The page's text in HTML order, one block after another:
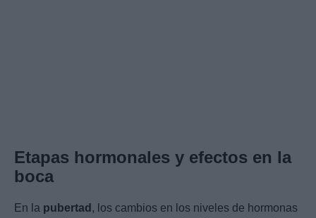
Etapas hormonales y efectos en la
boca
En la pubertad , los cambios en los niveles de hormonas